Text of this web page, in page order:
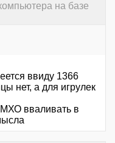
на базе
ввиду 1366
нет, а для игрулек
вваливать в